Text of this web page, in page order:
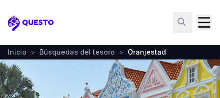
Questo
Inicio > Búsquedas del tesoro > Oranjestad